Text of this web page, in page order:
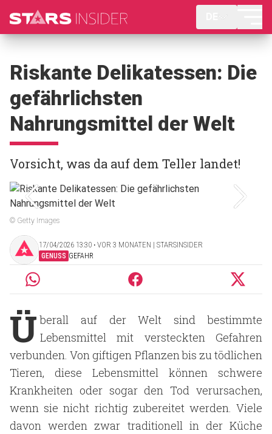
Riskante Delikatessen: Die
gefährlichsten
Nahrungsmittel der Welt
Vorsicht, was da auf dem Teller landet!
© Getty Images
17/04/2026 13:30 ‧ VOR 3 MONATEN | STARSINSIDER
GENUSS GEFAHR
Ü berall auf der Welt sind bestimmte
Lebensmittel mit versteckten Gefahren
verbunden. Von giftigen Pflanzen bis zu tödlichen
Tieren, diese Lebensmittel können schwere
Krankheiten oder sogar den Tod verursachen,
wenn sie nicht richtig zubereitet werden. Viele
davon werden zwar traditionell in der Küche